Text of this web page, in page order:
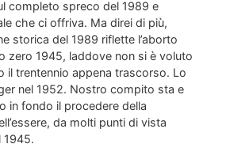
completo spreco del 1989 e
che ci offriva. Ma direi di più,
storica del 1989 riflette l’aborto
zero 1945, laddove non si è voluto
il trentennio appena trascorso. Lo
nel 1952. Nostro compito sta e
in fondo il procedere della
da molti punti di vista
1945.